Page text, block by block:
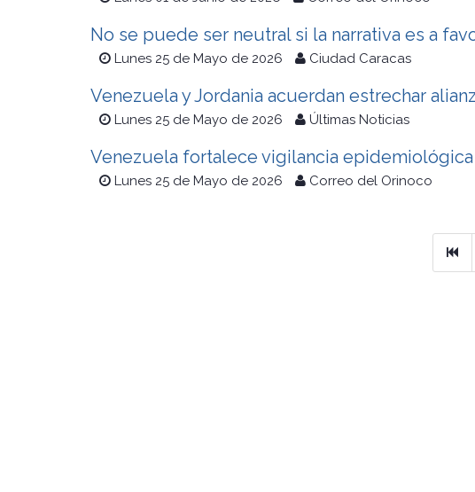
No se puede ser neutral si la narrativa es a
Lunes 25 de Mayo de 2026 Ciudad Caracas
Venezuela y Jordania acuerdan estrechar
Lunes 25 de Mayo de 2026 Últimas Noticias
Venezuela fortalece vigilancia
Lunes 25 de Mayo de 2026 Correo del Orinoco